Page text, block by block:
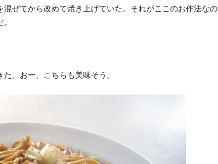
ぜてから改めて焼き上げていた。それがここのお作法なの
。おー、こちらも美味そう。